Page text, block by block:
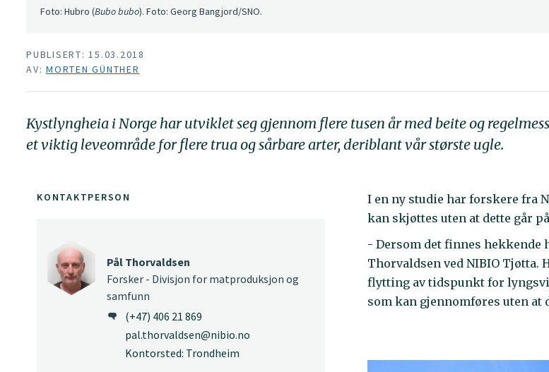
Foto: Hubro (Bubo bubo). Foto: Georg Bangjord/SNO.
PUBLISERT: 15.03.2018
AV: MORTEN GÜNTHER
Kystlyngheia i Norge har utviklet seg gjennom flere tusen år med beite og
et viktig leveområde for flere trua og sårbare arter, deriblant vår største ugle.
I en ny studie har forskere fra
kan skjøttes uten at dette går
- Dersom det finnes
Thorvaldsen ved NIBIO
flytting av tidspunkt for
som kan gjennomføres uten at
KONTAKTPERSON
Pål Thorvaldsen
Forsker - Divisjon for matproduksjon og
samfunn
(+47) 406 21 869
pal.thorvaldsen@nibio.no
Kontorsted: Trondheim